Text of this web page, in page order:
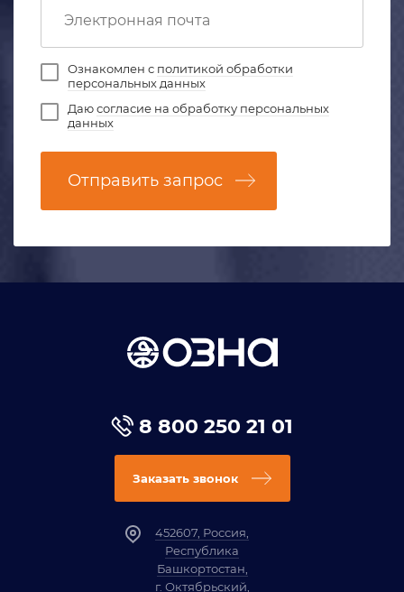
Ознакомлен с политикой обработки
персональных данных
Даюсогласие на обработку персональных
данных
Отправить запрос
8 800 250 21 01
Заказать звонок
452607, Россия,
Республика
Башкортостан,
г. Октябрьский,